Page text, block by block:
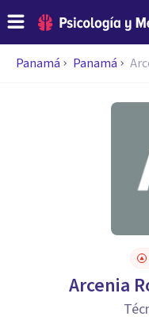
Panamá Panamá
Arcenia